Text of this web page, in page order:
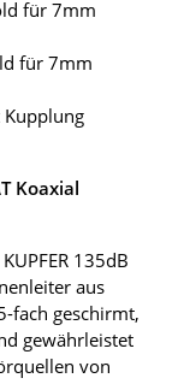
für 7mm
für 7mm
Kupplung
Koaxial
135dB
aus
fach geschirmt,
gewährleistet
von